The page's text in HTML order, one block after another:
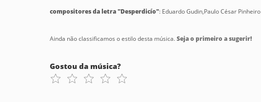
compositores da letra "Desperdicío": Eduardo Gudin,Paulo César Pinheiro
Ainda não classificamos o estilo desta música.Seja o primeiro a sugerir!
Gostou da música?